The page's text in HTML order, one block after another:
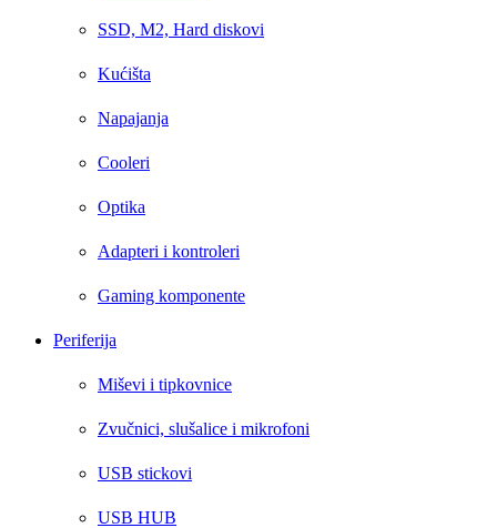
SSD, M2, Hard diskovi
Kućišta
Napajanja
Cooleri
Optika
Adapteri i kontroleri
Gaming komponente
Periferija
Miševi i tipkovnice
Zvučnici, slušalice i mikrofoni
USB stickovi
USB HUB